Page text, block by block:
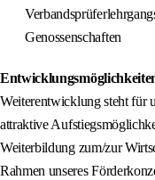
Genossenschaften
Weiterentwicklung steht für
attraktive
Weiterbildung zum/zur
Rahmen unseres